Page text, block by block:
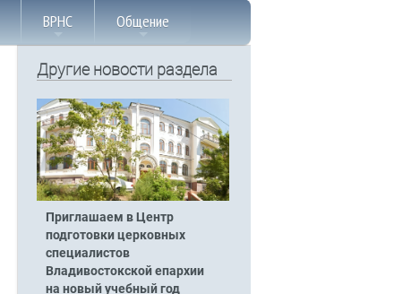
ВРНС Общение
Другие новости раздела
Приглашаем в Центр
подготовки церковных
специалистов
Владивостокской епархии
на новый учебный год